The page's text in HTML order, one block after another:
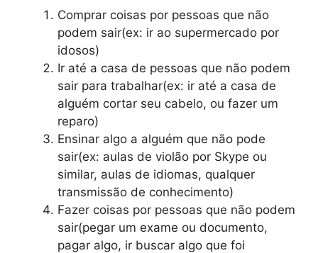
Comprar coisas por pessoas que não
podem sair(ex: ir ao supermercado por
idosos)
Ir até a casa de pessoas que não podem
sair para trabalhar(ex: ir até a casa de
alguém cortar seu cabelo, ou fazer um
reparo)
Ensinar algo a alguém que não pode
sair(ex: aulas de violão por Skype ou
similar, aulas de idiomas, qualquer
transmissão de conhecimento)
Fazer coisas por pessoas que não podem
sair(pegar um exame ou documento,
pagar algo, ir buscar algo que foi